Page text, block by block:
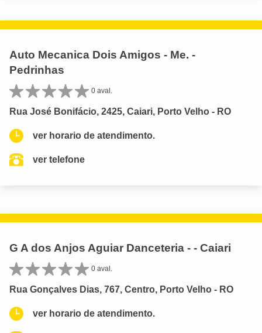
Auto Mecanica Dois Amigos - Me. -
Pedrinhas
0 aval.
Rua José Bonifácio, 2425, Caiari, Porto Velho - RO
ver horario de atendimento.
ver telefone
G A dos Anjos Aguiar Danceteria - - Caiari
0 aval.
Rua Gonçalves Dias, 767, Centro, Porto Velho - RO
ver horario de atendimento.